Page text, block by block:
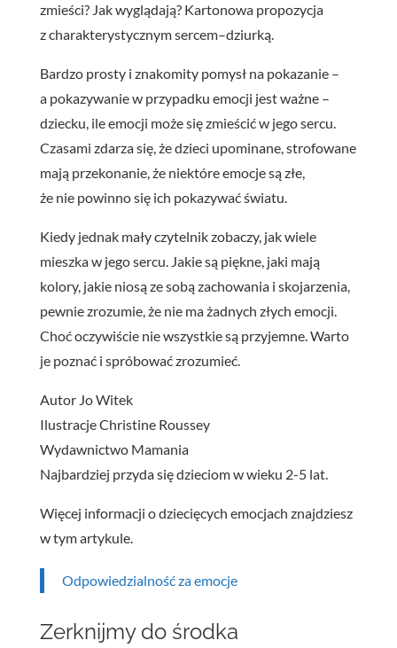
zmieści? Jak wyglądają? Kartonowa propozycja
z charakterystycznym sercem–dziurką.
Bardzo prosty i znakomity pomysł na pokazanie –
a pokazywanie w przypadku emocji jest ważne –
dziecku, ile emocji może się zmieścić w jego sercu.
Czasami zdarza się, że dzieci upominane, strofowane
mają przekonanie, że niektóre emocje są złe,
że nie powinno się ich pokazywać światu.
Kiedy jednak mały czytelnik zobaczy, jak wiele
mieszka w jego sercu. Jakie są piękne, jaki mają
kolory, jakie niosą ze sobą zachowania i skojarzenia,
pewnie zrozumie, że nie ma żadnych złych emocji.
Choć oczywiście nie wszystkie są przyjemne. Warto
je poznać i spróbować zrozumieć.
Autor Jo Witek
Ilustracje Christine Roussey
Wydawnictwo Mamania
Najbardziej przyda się dzieciom w wieku 2-5 lat.
Więcej informacji o dziecięcych emocjach znajdziesz
w tym artykule.
Odpowiedzialność za emocje
Zerknijmy do środka